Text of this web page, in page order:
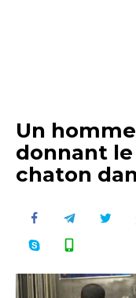
Un
donnant
chaton